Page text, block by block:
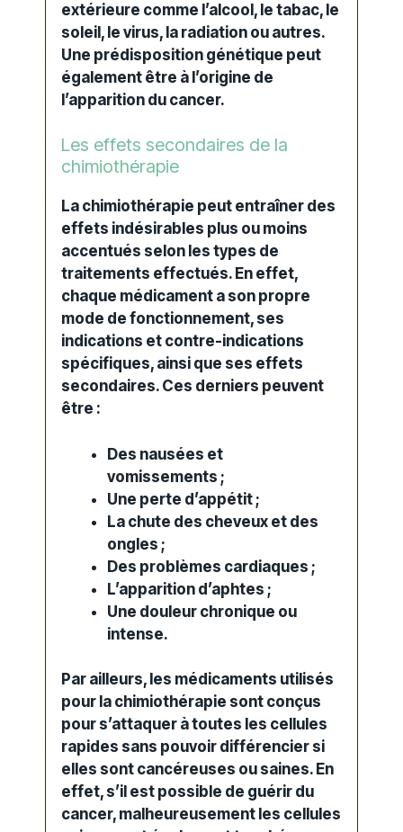
extérieure comme l’alcool, le tabac, le
soleil, le virus, la radiation ou autres.
Une prédisposition génétique peut
également être à l’origine de
l’apparition du cancer.
Les effets secondaires de la
chimiothérapie
La chimiothérapie peut entraîner des
effets indésirables plus ou moins
accentués selon les types de
traitements effectués. En effet,
chaque médicament a son propre
mode de fonctionnement, ses
indications et contre-indications
spécifiques, ainsi que ses effets
secondaires. Ces derniers peuvent
être :
Des nausées et
vomissements ;
Une perte d’appétit ;
La chute des cheveux et des
ongles ;
Des problèmes cardiaques ;
L’apparition d’aphtes ;
Une douleur chronique ou
intense.
Par ailleurs, les médicaments utilisés
pour la chimiothérapie sont conçus
pour s’attaquer à toutes les cellules
rapides sans pouvoir différencier si
elles sont cancéreuses ou saines. En
effet, s’il est possible de guérir du
cancer, malheureusement les cellules